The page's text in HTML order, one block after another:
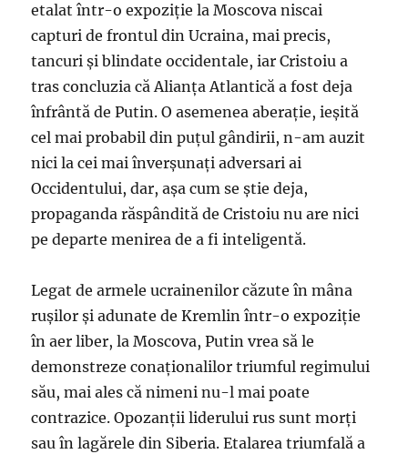
etalat într-o expoziţie la Moscova niscai
capturi de frontul din Ucraina, mai precis,
tancuri şi blindate occidentale, iar Cristoiu a
tras concluzia că Alianța Atlantică a fost deja
înfrântă de Putin. O asemenea aberaţie, ieşită
cel mai probabil din puţul gândirii, n-am auzit
nici la cei mai înverşunaţi adversari ai
Occidentului, dar, aşa cum se ştie deja,
propaganda răspândită de Cristoiu nu are nici
pe departe menirea de a fi inteligentă.
Legat de armele ucrainenilor căzute în mâna
ruşilor şi adunate de Kremlin într-o expoziţie
în aer liber, la Moscova, Putin vrea să le
demonstreze conaţionalilor triumful regimului
său, mai ales că nimeni nu-l mai poate
contrazice. Opozanţii liderului rus sunt morţi
sau în lagărele din Siberia. Etalarea triumfală a